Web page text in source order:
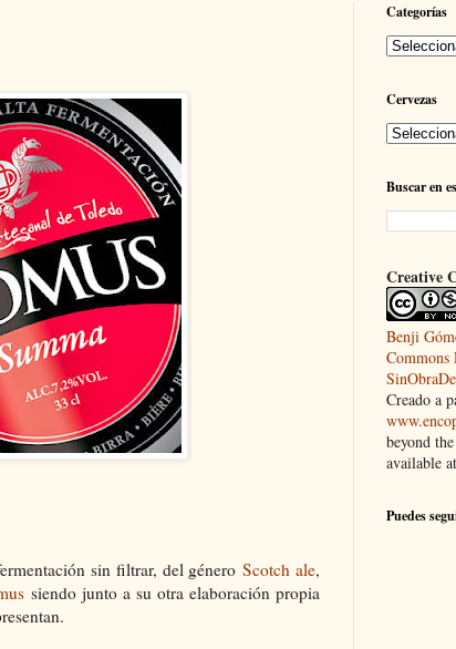
sin filtrar, del géneroScotch ale,
siendo junto a su otra elaboración propia
Categorías
Cervezas
Buscar en
Creative
Benji
Commons
Creado a
beyond
available at
Puedes